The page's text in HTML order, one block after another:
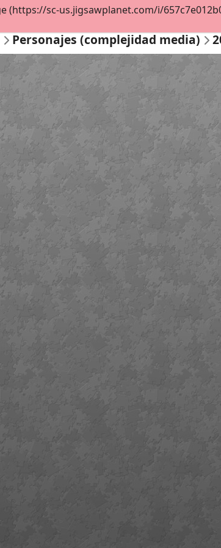
Personajes (complejidad media)
(https://sc-us.jigsawplanet.com/i/